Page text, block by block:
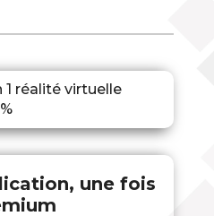
1 réalité virtuelle
une fois